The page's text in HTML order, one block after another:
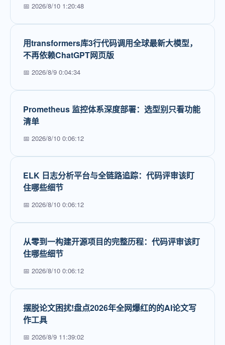
📅 2026/8/10 1:20:48
用transformers库3行代码调用全球最新大模型，
不再依赖ChatGPT网页版
📅 2026/8/9 0:04:34
Prometheus 监控体系深度部署：选型别只看功能
清单
📅 2026/8/10 0:06:12
ELK 日志分析平台与全链路追踪：代码评审该盯
住哪些细节
📅 2026/8/10 0:06:12
从零到一构建开源项目的完整历程：代码评审该盯
住哪些细节
📅 2026/8/10 0:06:12
摆脱论文困扰!盘点2026年全网爆红的的AI论文写
作工具
📅 2026/8/9 11:39:02